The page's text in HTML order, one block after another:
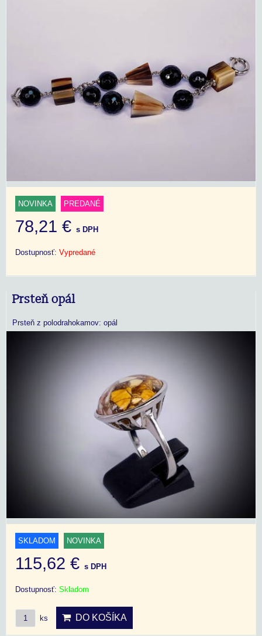
NOVINKA PREDANÉ
78,21 € s DPH
Dostupnosť: Vypredané
Prsteň opál
Prsteň z polodrahokamov: opál
SKLADOM NOVINKA
115,62 € s DPH
Dostupnosť: Skladom
ks DO KOŠÍKA